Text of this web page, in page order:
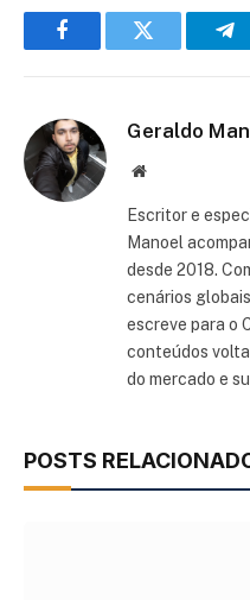
FacebookTwitter
Geraldo
Site
Escritor e
Manoel
desde 2018.
cenários
escreve para o
conteúdos
do mercado e
POSTS